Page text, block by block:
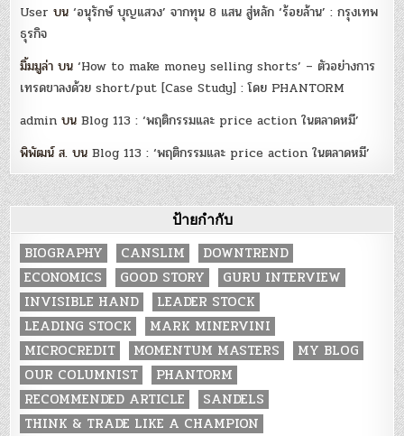
User บน‘อนุรักษ์ บุญแสวง’ จากทุน 8 แสน สู่หลัก ‘ร้อยล้าน’ : กรุงเทพ
ธุรกิจ
มิ้มมูล่า บน‘How to make money selling shorts’ – ตัวอย่างการ
เทรดขาลงด้วย short/put [Case Study] : โดย PHANTORM
admin บนBlog 113 : ‘พฤติกรรมและ price action ในตลาดหมี’
พิพัฒน์ ส. บนBlog 113 : ‘พฤติกรรมและ price action ในตลาดหมี’
ป้ายกำกับ
BIOGRAPHY CANSLIM
DOWNTREND
ECONOMICS
GOOD STORY
GURU INTERVIEW
INVISIBLE HAND
LEADER STOCK
LEADING STOCK
MARK MINERVINI
MICROCREDIT
MOMENTUM MASTERS
MY BLOG
OUR COLUMNIST
PHANTORM
RECOMMENDED ARTICLE
SANDELS
THINK & TRADE LIKE A CHAMPION